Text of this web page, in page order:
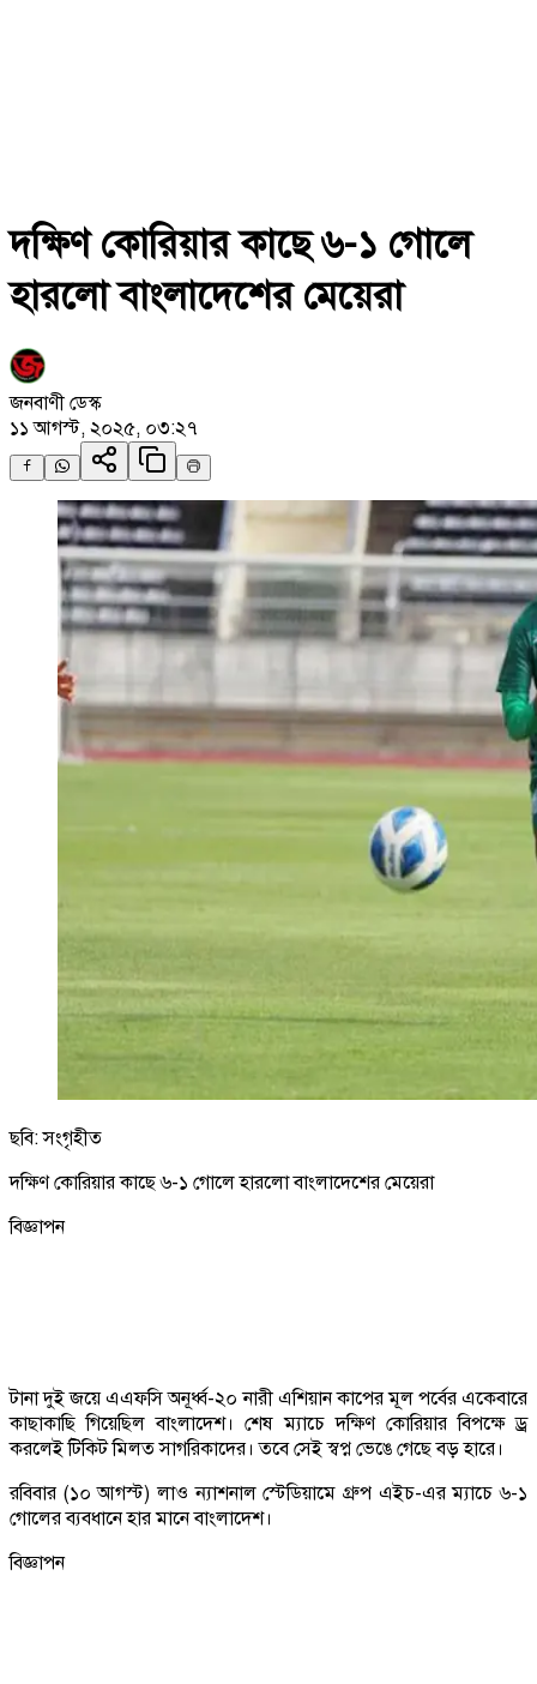
দক্ষিণ কোরিয়ার কাছে ৬-১ গোলে
হারলো বাংলাদেশের মেয়েরা
জনবাণী ডেস্ক
১১ আগস্ট, ২০২৫, ০৩:২৭
ছবি: সংগৃহীত
দক্ষিণ কোরিয়ার কাছে ৬-১ গোলে হারলো বাংলাদেশের মেয়েরা
বিজ্ঞাপন
টানা দুই জয়ে এএফসি অনূর্ধ্ব-২০ নারী এশিয়ান কাপের মূল পর্বের একেবারে
কাছাকাছি গিয়েছিল বাংলাদেশ। শেষ ম্যাচে দক্ষিণ কোরিয়ার বিপক্ষে ড্র
করলেই টিকিট মিলত সাগরিকাদের। তবে সেই স্বপ্ন ভেঙে গেছে বড় হারে।
রবিবার (১০ আগস্ট) লাও ন্যাশনাল স্টেডিয়ামে গ্রুপ এইচ-এর ম্যাচে ৬-১
গোলের ব্যবধানে হার মানে বাংলাদেশ।
বিজ্ঞাপন